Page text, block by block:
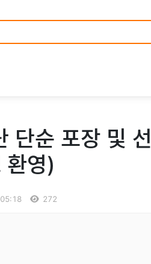
단순 포장 및
환영)
272